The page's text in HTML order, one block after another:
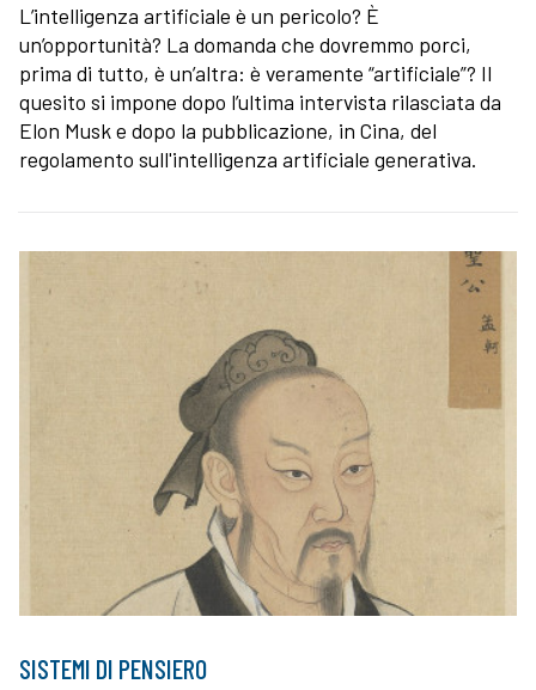
L’intelligenza artificiale è un pericolo? È
un’opportunità? La domanda che dovremmo porci,
prima di tutto, è un’altra: è veramente “artificiale”? Il
quesito si impone dopo l’ultima intervista rilasciata da
Elon Musk e dopo la pubblicazione, in Cina, del
regolamento sull'intelligenza artificiale generativa.
SISTEMI DI PENSIERO